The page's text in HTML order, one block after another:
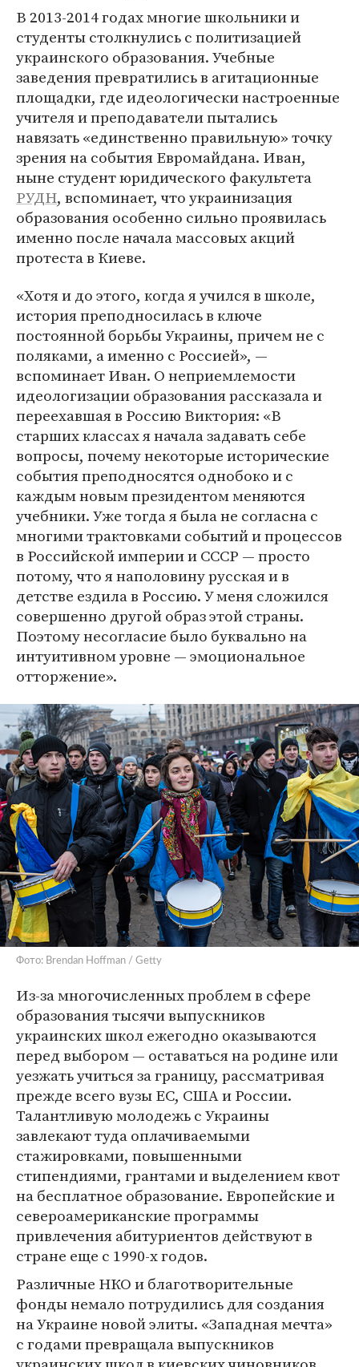
В 2013-2014 годах многие школьники и
студенты столкнулись с политизацией
украинского образования. Учебные
заведения превратились в агитационные
площадки, где идеологически настроенные
учителя и преподаватели пытались
навязать «единственно правильную» точку
зрения на события Евромайдана. Иван,
ныне студент юридического факультета
РУДН, вспоминает, что украинизация
образования особенно сильно проявилась
именно после начала массовых акций
протеста в Киеве.
«Хотя и до этого, когда я учился в школе,
история преподносилась в ключе
постоянной борьбы Украины, причем не с
поляками, а именно с Россией», —
вспоминает Иван. О неприемлемости
идеологизации образования рассказала и
переехавшая в Россию Виктория: «В
старших классах я начала задавать себе
вопросы, почему некоторые исторические
события преподносятся однобоко и с
каждым новым президентом меняются
учебники. Уже тогда я была не согласна с
многими трактовками событий и процессов
в Российской империи и СССР — просто
потому, что я наполовину русская и в
детстве ездила в Россию. У меня сложился
совершенно другой образ этой страны.
Поэтому несогласие было буквально на
интуитивном уровне — эмоциональное
отторжение».
Фото: Brendan Hoffman / Getty
Из-за многочисленных проблем в сфере
образования тысячи выпускников
украинских школ ежегодно оказываются
перед выбором — оставаться на родине или
уезжать учиться за границу, рассматривая
прежде всего вузы ЕС, США и России.
Талантливую молодежь с Украины
завлекают туда оплачиваемыми
стажировками, повышенными
стипендиями, грантами и выделением квот
на бесплатное образование. Европейские и
североамериканские программы
привлечения абитуриентов действуют в
стране еще с 1990-х годов.
Различные НКО и благотворительные
фонды немало потрудились для создания
на Украине новой элиты. «Западная мечта»
с годами превращала выпускников